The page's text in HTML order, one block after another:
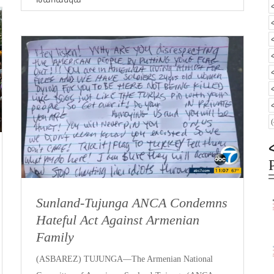
Sunland-Tujunga ANCA Condemns
Hateful Act Against Armenian
Family
(ASBAREZ) TUJUNGA—The Armenian National